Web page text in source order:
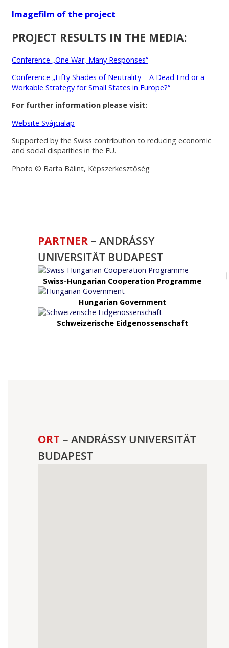
Imagefilm of the project
PROJECT RESULTS IN THE MEDIA:
Conference „One War, Many Responses“
Conference „Fifty Shades of Neutrality – A Dead End or a
Workable Strategy for Small States in Europe?“
For further information please visit:
Website Svájcialap
Supported by the Swiss contribution to reducing economic
and social disparities in the EU.
Photo © Barta Bálint, Képszerkesztőség
PARTNER – ANDRÁSSY
UNIVERSITÄT BUDAPEST
Swiss-Hungarian Cooperation Programme
Hungarian Government
Schweizerische Eidgenossenschaft
ORT – ANDRÁSSY UNIVERSITÄT
BUDAPEST